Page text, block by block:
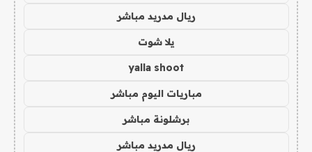
ريال مدريد مباشر
يلا شوت
yalla shoot
مباريات اليوم مباشر
برشلونة مباشر
ريال مدريد مباشر